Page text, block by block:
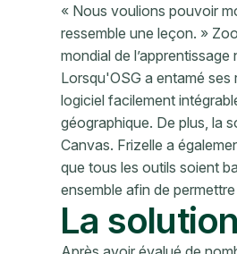
« Nous voulions pouvoir
ressemble une leçon. »
mondial de
Lorsqu'OSG a entamé
logiciel facilement
géographique. De plus, la
Canvas. Frizelle a
que tous les outils soient
ensemble afin de
La solution